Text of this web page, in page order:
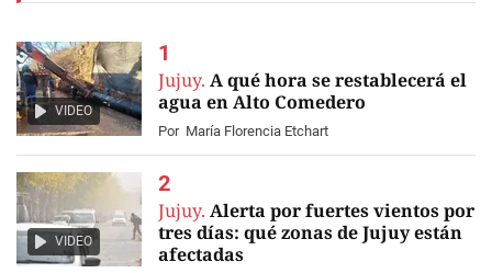
VIDEO
Jujuy. A qué hora se restablecerá el
agua en Alto Comedero
Por María Florencia Etchart
VIDEO
Jujuy. Alerta por fuertes vientos por
tres días: qué zonas de Jujuy están
afectadas